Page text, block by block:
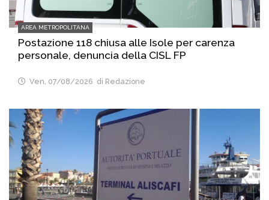
AREA METROPOLITANA
Postazione 118 chiusa alle Isole per carenza
personale, denuncia della CISL FP
Ven, 07/08/2026 di Redazione